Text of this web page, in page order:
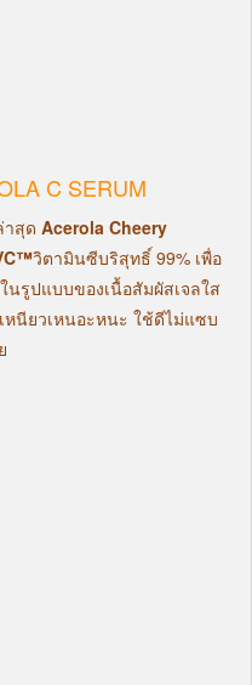
C SERUM
สุด Acerola Cheery
วิตามินซีบริสุทธิ์ 99% เพื่อ
นรูปแบบของเนื้อสัมผัสเจลใส
หนียวเหนอะหนะ ใช้ดีไม่แซบ